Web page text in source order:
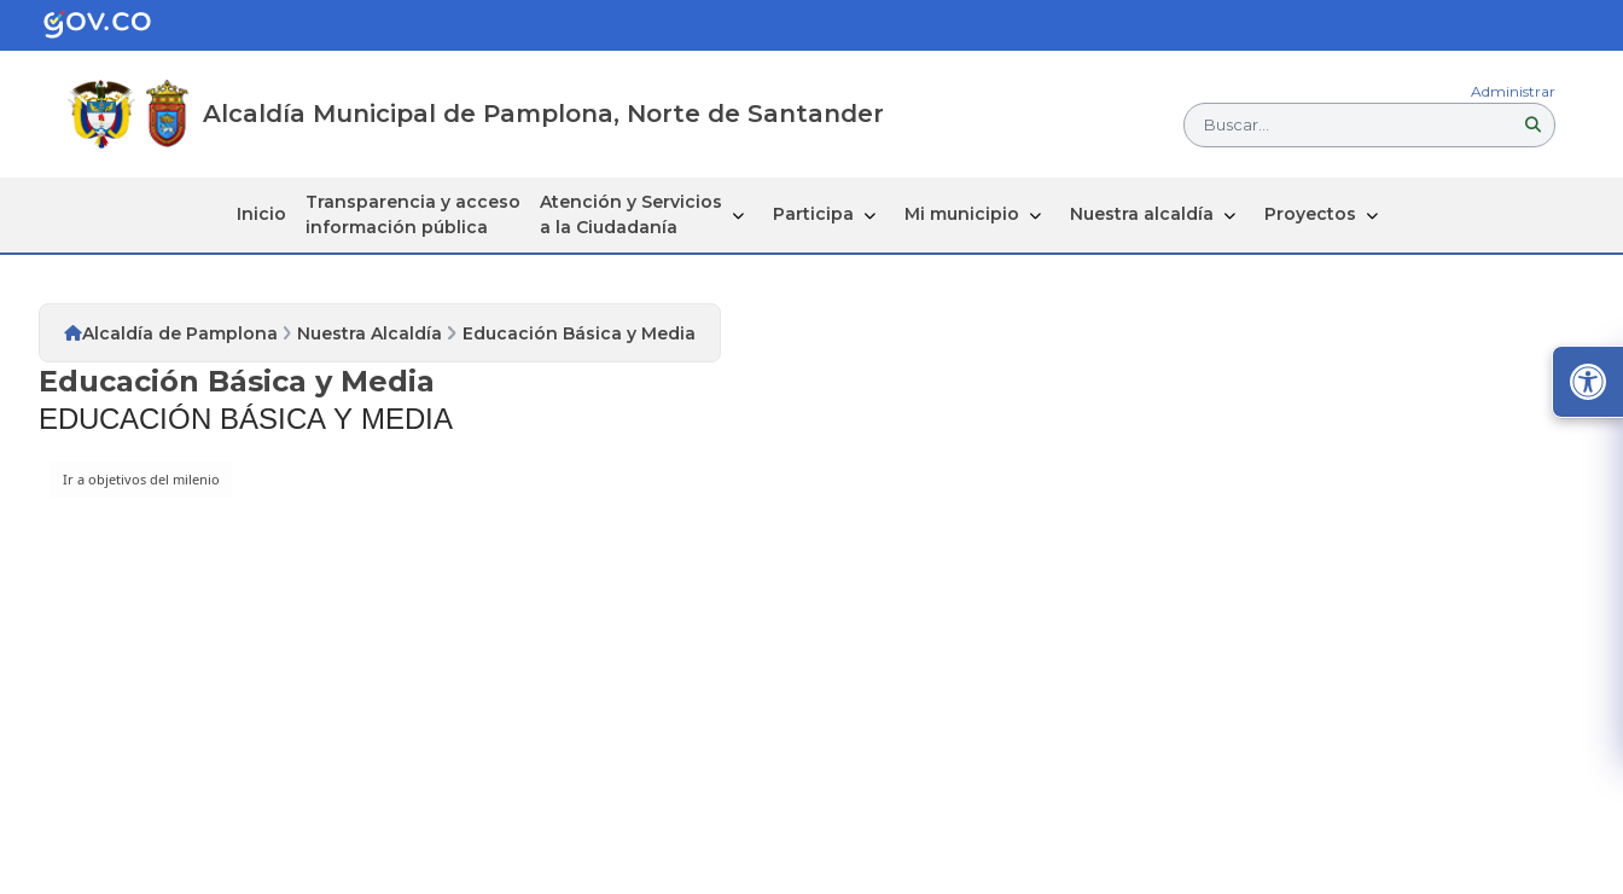
Alcaldía Municipal de Pamplona, Norte de Santander
Administrar
Buscar...
Inicio
Transparencia y acceso
información pública
Atención y Servicios
a la Ciudadanía
Participa Mi municipio Nuestra alcaldía Proyectos
Alcaldía de Pamplona Nuestra Alcaldía Educación Básica y Media
Educación Básica y Media
​​EDUCACIÓN BÁSICA Y MEDIA